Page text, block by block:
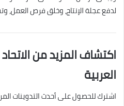
لدفع عجلة الإنتاج، وخلق فرص العمل،
اكتشاف المزيد من
العربية
اشترك للحصول على أحدث التدوينات